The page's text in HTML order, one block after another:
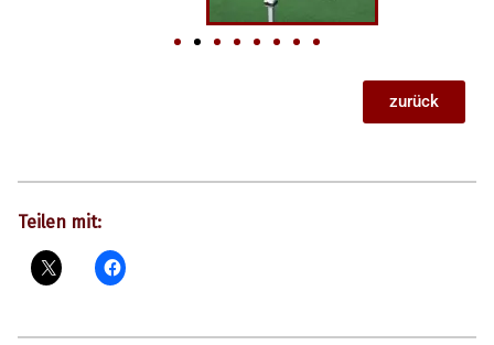
zurück
Teilen mit: